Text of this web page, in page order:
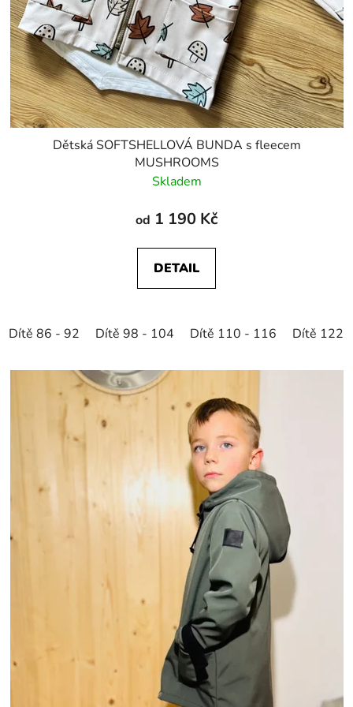
Dětská SOFTSHELLOVÁ BUNDA s fleecem
MUSHROOMS
Skladem
od 1 190 Kč
DETAIL
Dítě 86 - 92 Dítě 98 - 104 Dítě 110 - 116 Dítě 122